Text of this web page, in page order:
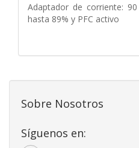
Adaptador de corriente:
hasta 89% y PFC activo
Sobre Nosotros
Síguenos en: